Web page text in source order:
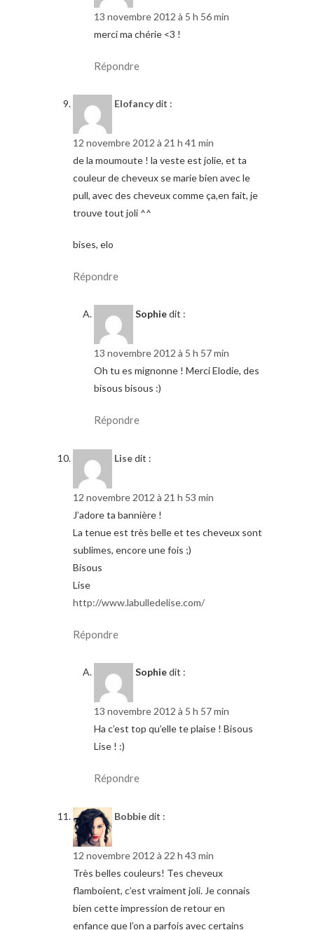
13 novembre 2012 à 5 h 56 min
merci ma chérie <3 !
Répondre
Elofancydit :
12 novembre 2012 à 21 h 41 min
de la moumoute ! la veste est jolie, et ta
couleur de cheveux se marie bien avec le
pull, avec des cheveux comme ça,en fait, je
trouve tout joli ^^
bises, elo
Répondre
Sophiedit :
13 novembre 2012 à 5 h 57 min
Oh tu es mignonne ! Merci Elodie, des
bisous bisous :)
Répondre
Lisedit :
12 novembre 2012 à 21 h 53 min
J’adore ta bannière !
La tenue est très belle et tes cheveux sont
sublimes, encore une fois ;)
Bisous
Lise
http://www.labulledelise.com/
Répondre
Sophiedit :
13 novembre 2012 à 5 h 57 min
Ha c’est top qu’elle te plaise ! Bisous
Lise ! :)
Répondre
Bobbiedit :
12 novembre 2012 à 22 h 43 min
Très belles couleurs! Tes cheveux
flamboient, c’est vraiment joli. Je connais
bien cette impression de retour en
enfance que l’on a parfois avec certains